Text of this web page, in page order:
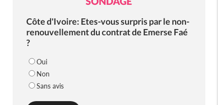
Côte d'Ivoire: Etes-vous surpris par le non-
renouvellement du contrat de Emerse Faé
?
Oui
Non
Sans avis